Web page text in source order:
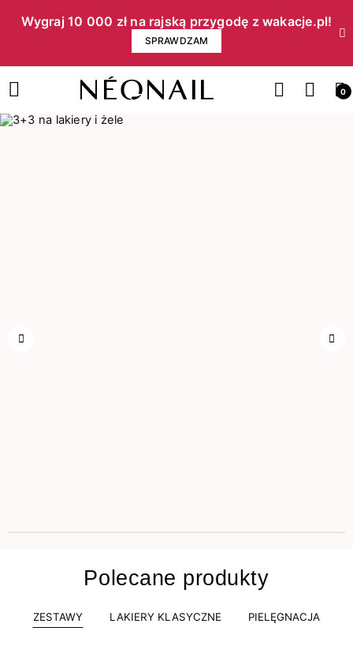
Wygraj 10 000 zł na rajską przygodę z wakacje.pl!​
SPRAWDZAM
0
Polecane produkty
ZESTAWY LAKIERY KLASYCZNE PIELĘGNACJA